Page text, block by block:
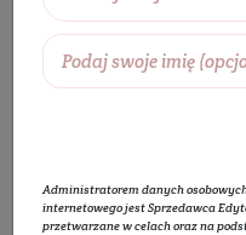
Administratorem danych
internetowego jest Sprzedawca
przetwarzane w celach oraz na